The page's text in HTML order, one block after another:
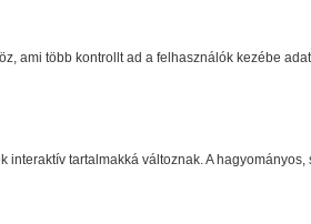
ami több kontrollt ad a felhasználók kezébe
tartalmakká változnak. A